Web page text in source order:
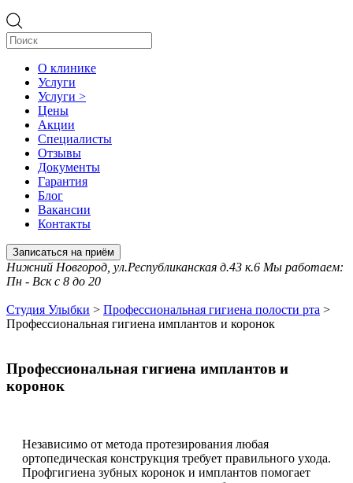
О клинике
Услуги
Услуги >
Цены
Акции
Специалисты
Отзывы
Документы
Гарантия
Блог
Вакансии
Контакты
Записаться на приём
Нижний Новгород, ул.Республиканская д.43 к.6 Мы работаем:
Пн - Вск с 8 до 20
Студия Улыбки > Профессиональная гигиена полости рта >
Профессиональная гигиена имплантов и коронок
Профессиональная гигиена имплантов и
коронок
Независимо от метода протезирования любая
ортопедическая конструкция требует правильного ухода.
Профгигиена зубных коронок и имплантов помогает